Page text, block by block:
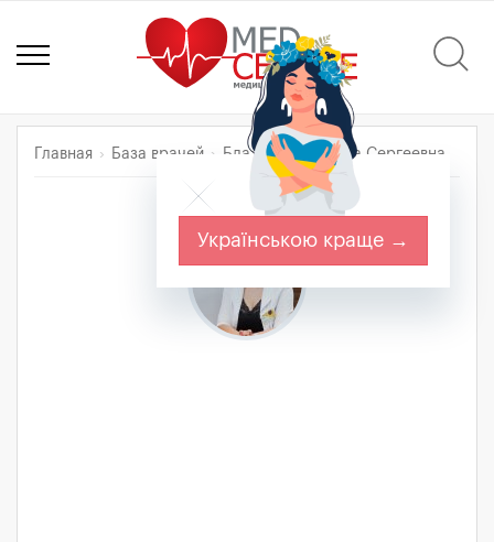
Главная База врачей Блажко Валентина Сергеевна
Українською краще →